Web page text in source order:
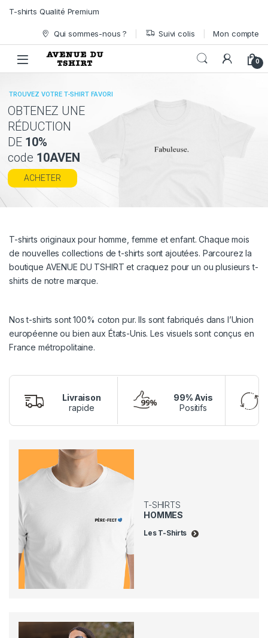
Skip to navigation
T-shirts Qualité Premium
Qui sommes-nous ? Suivi colis Mon compte
0
OBTENEZ UNE
RÉDUCTION
DE 10%
code 10AVEN
ACHETER
TROUVEZ VOTRE T-SHIRT FAVORI
T-shirts originaux pour homme, femme et enfant. Chaque mois
de nouvelles collections de t-shirts sont ajoutées. Parcourez la
boutique AVENUE DU TSHIRT et craquez pour un ou plusieurs t-
shirts de notre marque.
Nos t-shirts sont 100% coton pur. Ils sont fabriqués dans l’Union
européenne ou bien aux États-Unis. Les visuels sont conçus en
France métropolitaine.
Livraison
rapide
99% Avis
Positifs
T-SHIRTS
HOMMES
Les T-Shirts